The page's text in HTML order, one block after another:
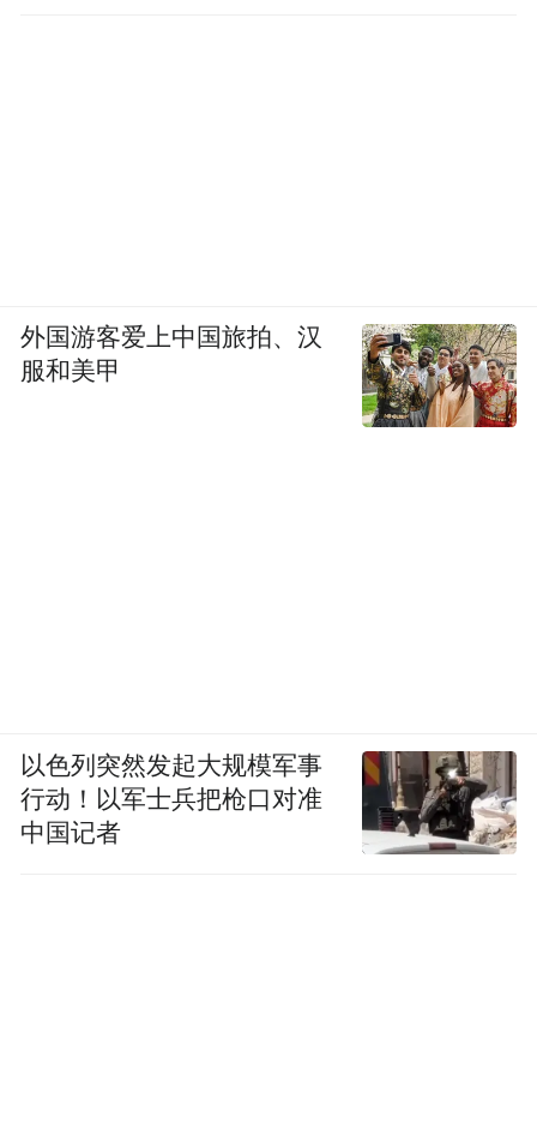
外国游客爱上中国旅拍、汉
服和美甲
以色列突然发起大规模军事
行动！以军士兵把枪口对准
中国记者